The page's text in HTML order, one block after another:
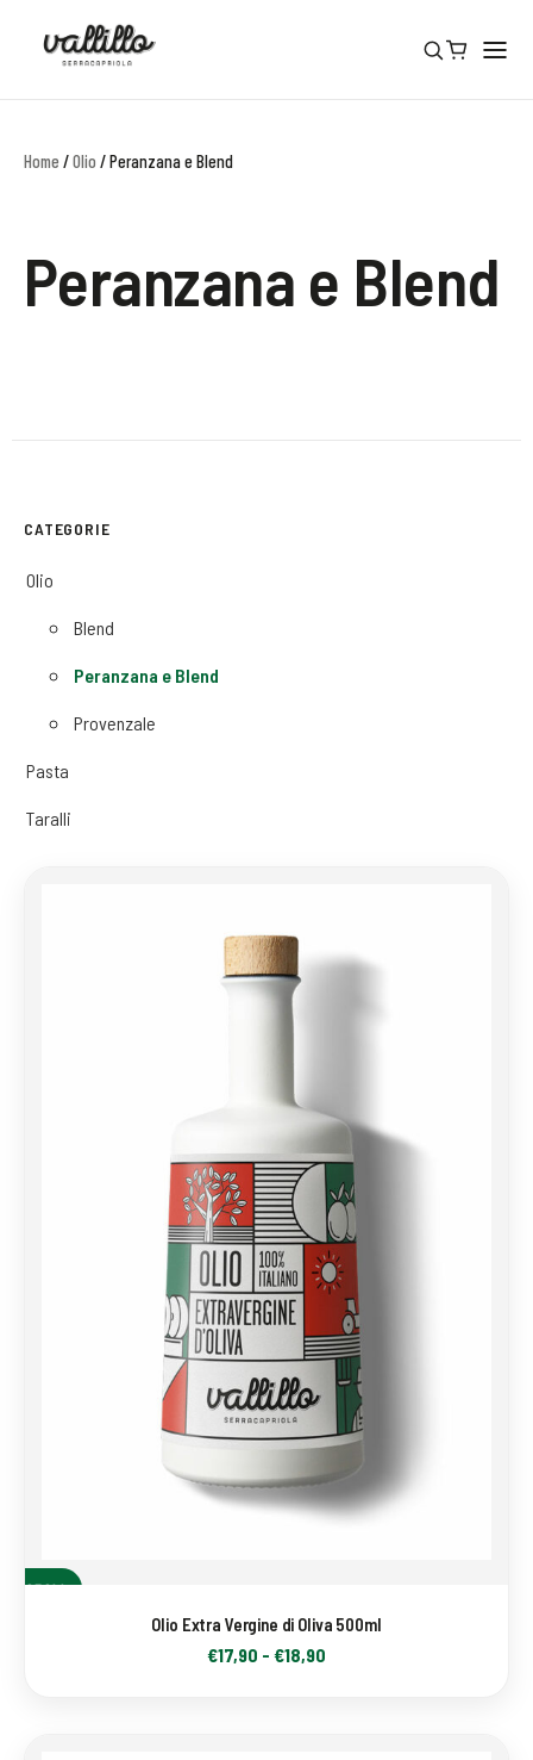
Home /Olio / Peranzana e Blend
Peranzana e Blend
CATEGORIE
Olio
Blend
Peranzana e Blend
Provenzale
Pasta
Taralli
SCEGLI
Olio Extra Vergine di Oliva 500ml
€17,90 - €18,90